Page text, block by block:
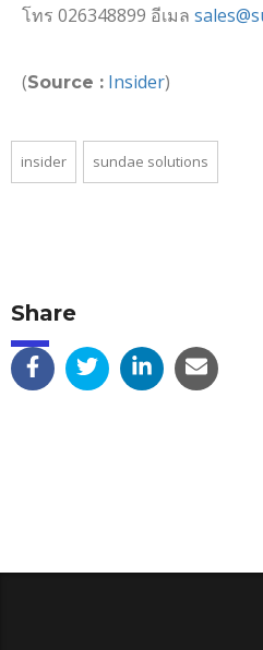
โทร 026348899 อีเมล
(Source : Insider)
insider sundae solutions
Share